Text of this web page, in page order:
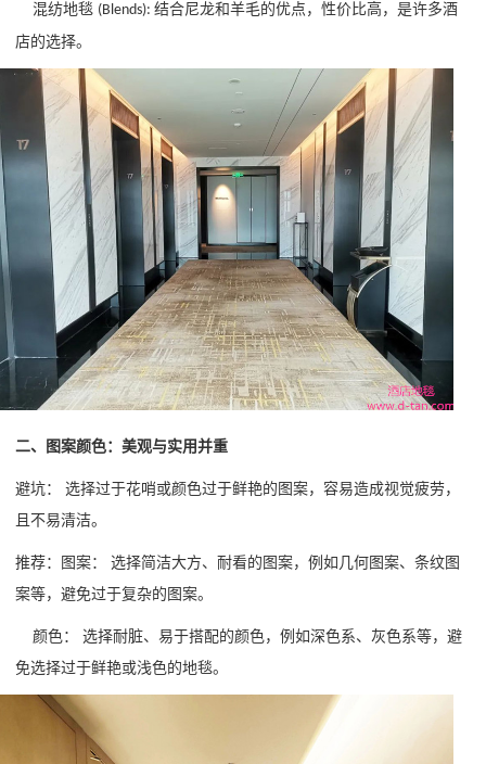
混纺地毯 (Blends): 结合尼龙和羊毛的优点，性价比高，是许多酒
店的选择。
二、图案颜色：美观与实用并重
避坑：
选择过于花哨或颜色过于鲜艳的图案，容易造成视觉疲劳，
且不易清洁。
推荐： 图案：
选择简洁大方、耐看的图案，例如几何图案、条纹图
案等，避免过于复杂的图案。
颜色：
选择耐脏、易于搭配的颜色，例如深色系、灰色系等，避
免选择过于鲜艳或浅色的地毯。